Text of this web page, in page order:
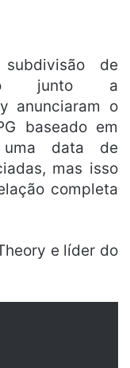
de
junto a
anunciaram o
baseado em
uma data de
mas isso
completa
e líder do